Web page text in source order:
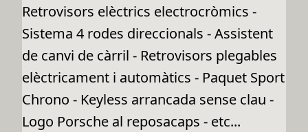
Retrovisors elèctrics electrocròmics -
Sistema 4 rodes direccionals - Assistent
de canvi de càrril - Retrovisors plegables
elèctricament i automàtics - Paquet Sport
Chrono - Keyless arrancada sense clau -
Logo Porsche al reposacaps - etc...